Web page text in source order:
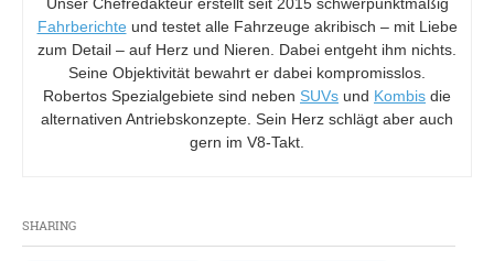
SHARING
Unser Chefredakteur erstellt seit 2015 schwerpunktmäßig
Fahrberichte und testet alle Fahrzeuge akribisch – mit Liebe
zum Detail – auf Herz und Nieren. Dabei entgeht ihm nichts.
Seine Objektivität bewahrt er dabei kompromisslos.
Robertos Spezialgebiete sind neben SUVs und Kombis die
alternativen Antriebskonzepte. Sein Herz schlägt aber auch
gern im V8-Takt.